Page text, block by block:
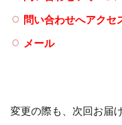
問い合わせへアクセ
メール
変更の際も、次回お届